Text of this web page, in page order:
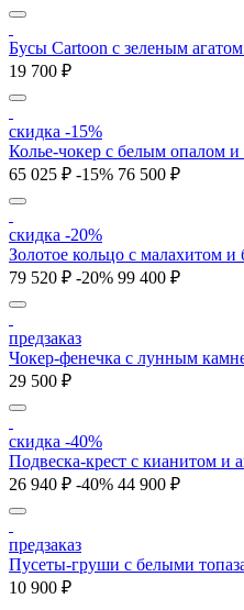
Бусы Cartoon с зеленым
19 700 ₽
скидка -15%
Колье-чокер с белым опалом и
65 025 ₽ -15% 76 500 ₽
скидка -20%
Золотое кольцо с малахитом
79 520 ₽ -20% 99 400 ₽
предзаказ
Чокер-фенечка с лунным
29 500 ₽
скидка -40%
Подвеска-крест с кианитом и
26 940 ₽ -40% 44 900 ₽
предзаказ
Пусеты-груши с белыми
10 900 ₽